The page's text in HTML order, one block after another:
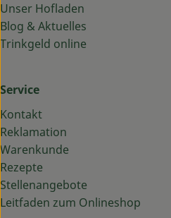
Unser Hofladen
Blog & Aktuelles
Trinkgeld online
Service
Kontakt
Reklamation
Warenkunde
Rezepte
Stellenangebote
Leitfaden zum Onlineshop